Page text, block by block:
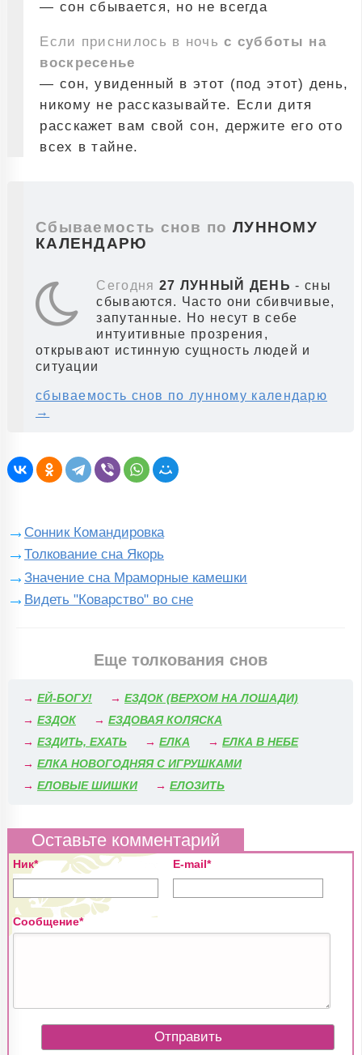
— сон сбывается, но не всегда
Если приснилось в ночьс субботы на
воскресенье
— сон, увиденный в этот (под этот) день,
никому не рассказывайте. Если дитя
расскажет вам свой сон, держите его ото
всех в тайне.
Сбываемость снов по ЛУННОМУ
КАЛЕНДАРЮ
Сегодня 27 ЛУННЫЙ ДЕНЬ - сны
сбываются. Часто они сбивчивые,
запутанные. Но несут в себе
интуитивные прозрения,
открывают истинную сущность людей и
ситуации
сбываемость снов по лунному календарю
→
Сонник Командировка
Толкование сна Якорь
Значение сна Мраморные камешки
Видеть "Коварство" во сне
Еще толкования снов
→ ЕЙ-БОГУ! → ЕЗДОК (ВЕРХОМ НА ЛОШАДИ)
→ ЕЗДОК → ЕЗДОВАЯ КОЛЯСКА
→ ЕЗДИТЬ, ЕХАТЬ → ЕЛКА → ЕЛКА В НЕБЕ
→ ЕЛКА НОВОГОДНЯЯ С ИГРУШКАМИ
→ ЕЛОВЫЕ ШИШКИ → ЕЛОЗИТЬ
Оставьте комментарий
Ник* E-mail*
Сообщение*